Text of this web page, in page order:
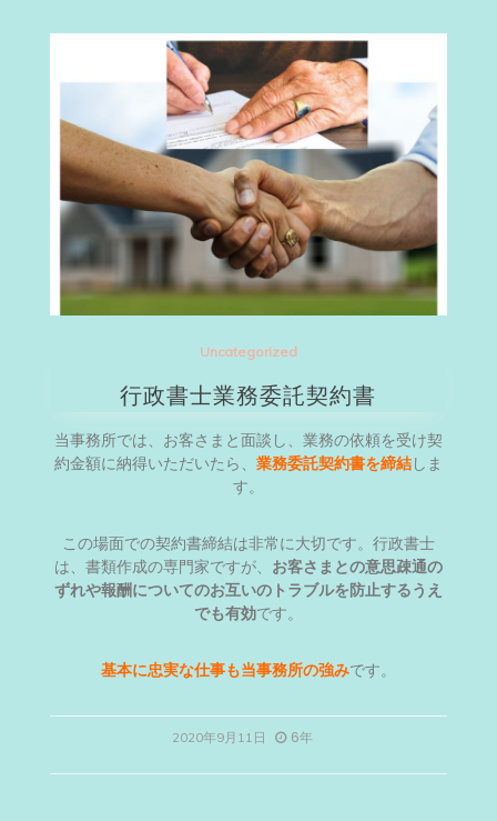
Uncategorized
行政書士業務委託契約書
当事務所では、お客さまと面談し、業務の依頼を受け契
約金額に納得いただいたら、 業務委託契約書を締結しま
す。
この場面での契約書締結は非常に大切です。行政書士
は、書類作成の専門家ですが、 お客さまとの意思疎通の
ずれや報酬についてのお互いのトラブルを防止するうえ
でも有効です。
基本に忠実な仕事も当事務所の強みです。
2020年9月11日 6年